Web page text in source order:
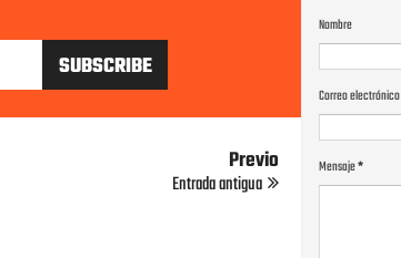
Previo
Entrada antigua
Nombre
Correo electrónico
Mensaje*